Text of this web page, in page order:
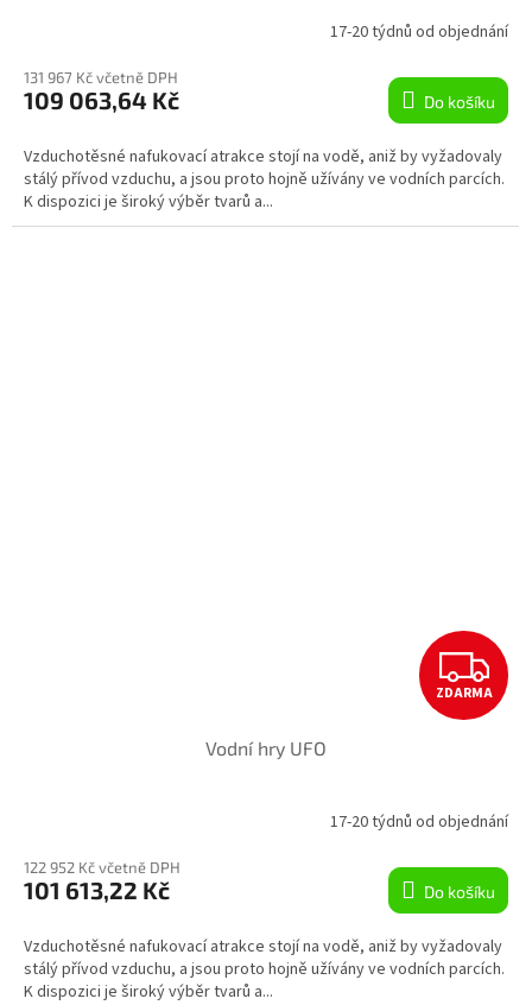
R
M
A
17-20 týdnů od objednání
131 967 Kč včetně DPH
109 063,64 Kč Do košíku
Vzduchotěsné nafukovací atrakce stojí na vodě, aniž by vyžadovaly
stálý přívod vzduchu, a jsou proto hojně užívány ve vodních parcích.
K dispozici je široký výběr tvarů a...
Z
D
R
M
A
ZDARMA
Vodní hry UFO
17-20 týdnů od objednání
122 952 Kč včetně DPH
101 613,22 Kč Do košíku
Vzduchotěsné nafukovací atrakce stojí na vodě, aniž by vyžadovaly
stálý přívod vzduchu, a jsou proto hojně užívány ve vodních parcích.
K dispozici je široký výběr tvarů a...